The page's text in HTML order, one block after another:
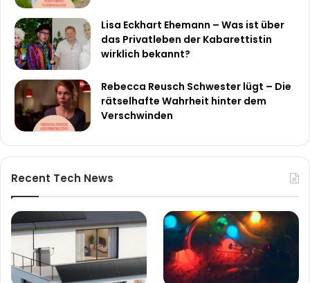
Lisa Eckhart Ehemann – Was ist über
das Privatleben der Kabarettistin
wirklich bekannt?
Rebecca Reusch Schwester lügt – Die
rätselhafte Wahrheit hinter dem
Verschwinden
Recent Tech News